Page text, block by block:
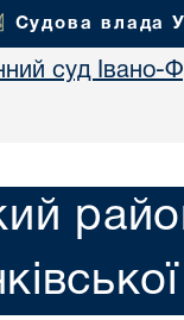
Судова влада
суд Івано-